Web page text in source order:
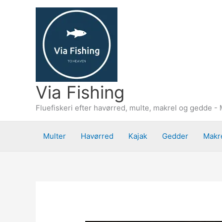
Via Fishing
Fluefiskeri efter havørred, multe, makrel og gedde -
Multer Havørred Kajak Gedder